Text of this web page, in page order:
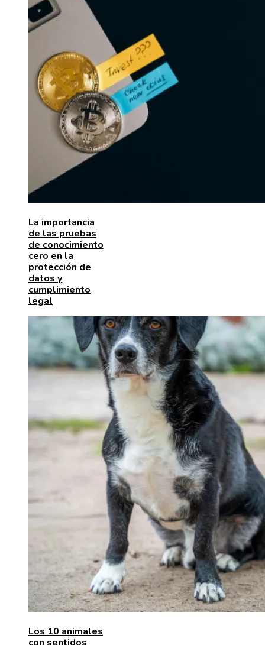
La importancia
de las pruebas
de conocimiento
cero en la
protección de
datos y
cumplimiento
legal
Los 10 animales